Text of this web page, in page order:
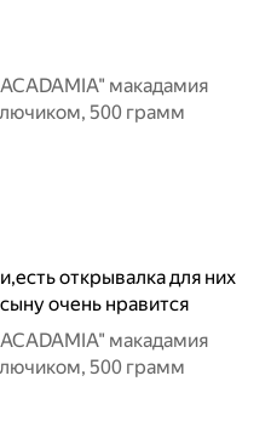
макадамия
500 грамм
открывалка для них
очень нравится
макадамия
500 грамм